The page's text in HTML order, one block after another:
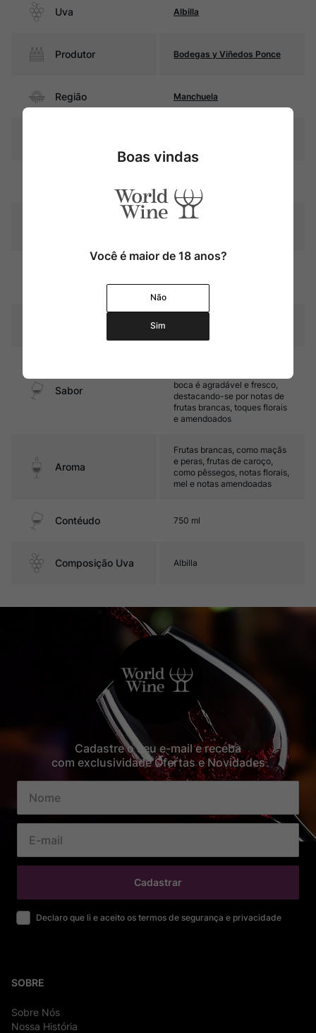
Uva Albilla
Produtor Bodegas y Viñedos Ponce
Região Manchuela
esverdeados
Graduação Alcóoli
Sabor
boca é agradável e fresco,
destacando-se por notas de
frutas brancas, toques florais
e amendoados
Aroma
Frutas brancas, como maçãs
e peras, frutas de caroço,
como pêssegos, notas florais,
mel e notas amendoadas
Contéudo 750 ml
Composição Uva Albilla
Cadastre o seu e-mail e receba
com exclusividade Ofertas e Novidades
Cadastrar
Declaro que li e aceito os termos de segurança e privacidade
SOBRE
Sobre Nós
Nossa História
Boas vindas
Você é maior de 18 anos?
Não
Sim